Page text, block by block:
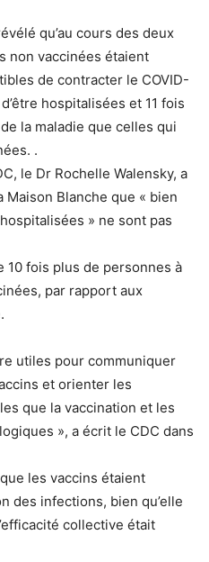
qu’au cours des deux
non vaccinées étaient
de contracter le COVID-
hospitalisées et 11 fois
la maladie que celles qui
.
le Dr Rochelle Walensky, a
Maison Blanche que « bien
» ne sont pas
10 fois plus de personnes à
par rapport aux
utiles pour communiquer
et orienter les
que la vaccination et les
», a écrit le CDC dans
les vaccins étaient
des infections, bien qu’elle
collective était